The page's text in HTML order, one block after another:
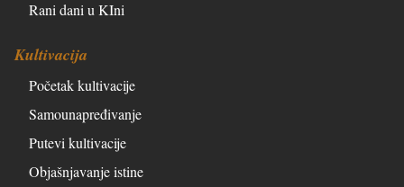
Rani dani u KIni
Kultivacija
Početak kultivacije
Samounapređivanje
Putevi kultivacije
Objašnjavanje istine